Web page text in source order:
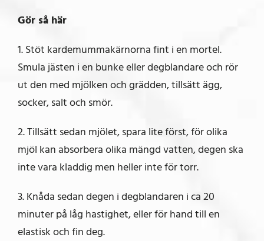
Gör så här
1. Stöt kardemummakärnorna fint i en mortel.
Smula jästen i en bunke eller degblandare och rör
ut den med mjölken och grädden, tillsätt ägg,
socker, salt och smör.
2. Tillsätt sedan mjölet, spara lite först, för olika
mjöl kan absorbera olika mängd vatten, degen ska
inte vara kladdig men heller inte för torr.
3. Knåda sedan degen i degblandaren i ca 20
minuter på låg hastighet, eller för hand till en
elastisk och fin deg.